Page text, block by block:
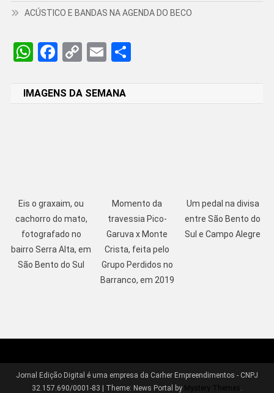
ACÚSTICO E BANDAS NA AGENDA DO BECO
WhatsApp
Facebook
CopyEmailShare
IMAGENS DA SEMANA
Eis o graxaim, ou
cachorro do mato,
fotografado no
bairro Serra Alta, em
São Bento do Sul
Momento da
travessia Pico-
Garuva x Monte
Crista, feita pelo
Grupo Perdidos no
Barranco, em 2019
Um pedal na divisa
entre São Bento do
Sul e Campo Alegre
Jornal Edição Digital é uma empresa da Carher Empreendimentos - CNPJ
32.157.690/0001-83 | Theme: News Portal by Mystery Themes .